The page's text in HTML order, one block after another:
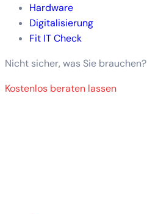
Hardware
Digitalisierung
Fit IT Check
Nicht sicher, was Sie brauchen?
Kostenlos beraten lassen